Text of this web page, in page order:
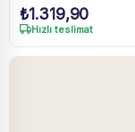
Şortlu Müslin Takım
₺1.319,90
Hızlı teslimat